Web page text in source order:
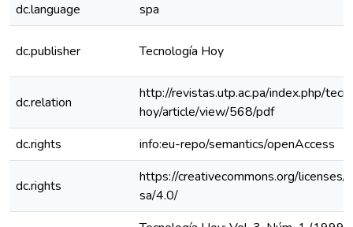
dc.language
spa
dc.publisher Tecnología Hoy
dc.relation
http://revistas.utp.ac.pa/index.php/
hoy/article/view/568/pdf
dc.rights
info:eu-repo/semantics/openAccess
dc.rights
https://creativecommons.org/licenses/
sa/4.0/